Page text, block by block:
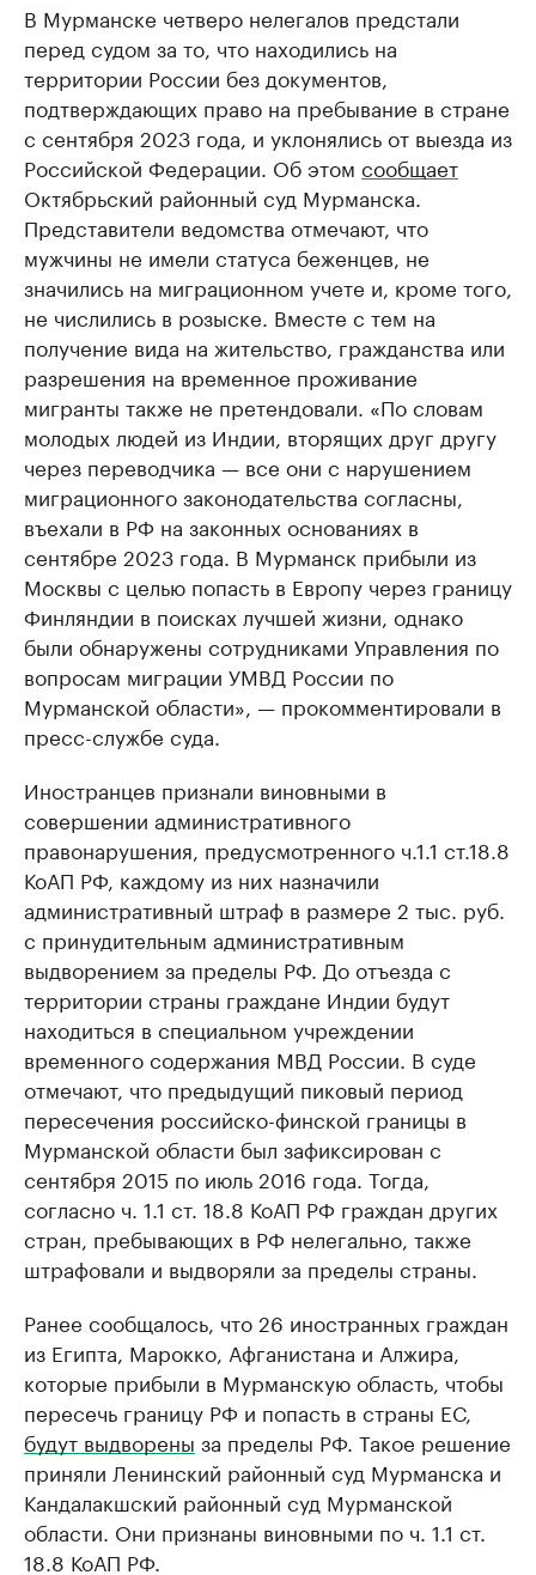
В Мурманске четверо нелегалов предстали
перед судом за то, что находились на
территории России без документов,
подтверждающих право на пребывание в стране
с сентября 2023 года, и уклонялись от выезда из
Российской Федерации. Об этом сообщает
Октябрьский районный суд Мурманска.
Представители ведомства отмечают, что
мужчины не имели статуса беженцев, не
значились на миграционном учете и, кроме того,
не числились в розыске. Вместе с тем на
получение вида на жительство, гражданства или
разрешения на временное проживание
мигранты также не претендовали. «По словам
молодых людей из Индии, вторящих друг другу
через переводчика — все они с нарушением
миграционного законодательства согласны,
въехали в РФ на законных основаниях в
сентябре 2023 года. В Мурманск прибыли из
Москвы с целью попасть в Европу через границу
Финляндии в поисках лучшей жизни, однако
были обнаружены сотрудниками Управления по
вопросам миграции УМВД России по
Мурманской области», — прокомментировали в
пресс-службе суда.
Иностранцев признали виновными в
совершении административного
правонарушения, предусмотренного ч.1.1 ст.18.8
КоАП РФ, каждому из них назначили
административный штраф в размере 2 тыс. руб.
с принудительным административным
выдворением за пределы РФ. До отъезда с
территории страны граждане Индии будут
находиться в специальном учреждении
временного содержания МВД России. В суде
отмечают, что предыдущий пиковый период
пересечения российско-финской границы в
Мурманской области был зафиксирован с
сентября 2015 по июль 2016 года. Тогда,
согласно ч. 1.1 ст. 18.8 КоАП РФ граждан других
стран, пребывающих в РФ нелегально, также
штрафовали и выдворяли за пределы страны.
Ранее сообщалось, что 26 иностранных граждан
из Египта, Марокко, Афганистана и Алжира,
которые прибыли в Мурманскую область, чтобы
пересечь границу РФ и попасть в страны ЕС,
будут выдворены за пределы РФ. Такое решение
приняли Ленинский районный суд Мурманска и
Кандалакшский районный суд Мурманской
области. Они признаны виновными по ч. 1.1 ст.
18.8 КоАП РФ.